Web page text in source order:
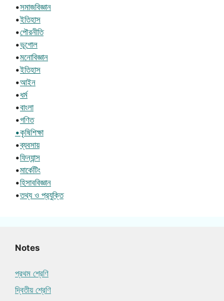
•সমাজবিজ্ঞান
•ইতিহাস
•পৌরনীতি
•ভূগোল
•মনোবিজ্ঞান
•ইতিহাস
•আইন
•ধর্ম
•বাংলা
•গণিত
•কৃষিশিক্ষা
•ব্যবসায়
•ফিন্যান্স
•মার্কেটিং
•হিসাববিজ্ঞান
•তথ্য ও প্রযুক্তি
Notes
প্রথম শ্রেণি
দ্বিতীয় শ্রেণি